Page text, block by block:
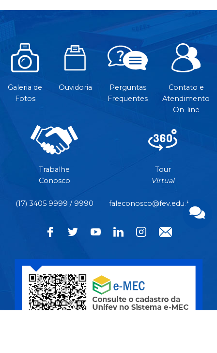
Galeria de
Fotos
Ouvidoria
Perguntas
Frequentes
Contato e
Atendimento
On-line
Trabalhe
Conosco
Tour
Virtual
(17) 3405 9999 / 9990 faleconosco@fev.edu.br